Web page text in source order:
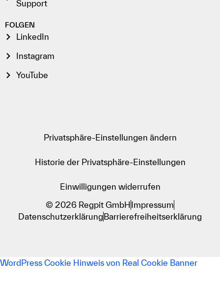
Support
FOLGEN
LinkedIn
Instagram
YouTube
Privatsphäre-Einstellungen ändern
Historie der Privatsphäre-Einstellungen
Einwilligungen widerrufen
© 2026 Regpit GmbHImpressum
DatenschutzerklärungBarrierefreiheitserklärung
WordPress Cookie Hinweis von Real Cookie Banner